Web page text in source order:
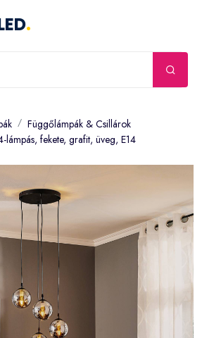
.
Függőlámpák & Csillárok
lámpás, fekete, grafit, üveg, E14